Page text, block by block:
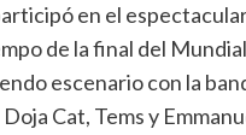
en el
de la final del
escenario con la
Cat, Tems y